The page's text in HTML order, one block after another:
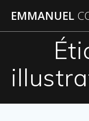
EMMANUEL